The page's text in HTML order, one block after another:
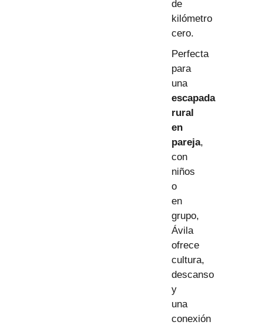
de
kilómetro
cero.
Perfecta
para
una
escapada
rural
en
pareja,
con
niños
o
en
grupo,
Ávila
ofrece
cultura,
descanso
y
una
conexión